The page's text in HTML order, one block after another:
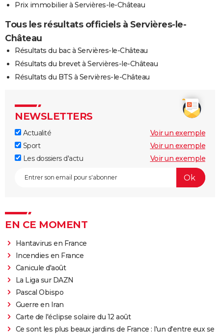
Prix immobilier à Servières-le-Château
Tous les résultats officiels à Servières-le-
Château
Résultats du bac à Servières-le-Château
Résultats du brevet à Servières-le-Château
Résultats du BTS à Servières-le-Château
NEWSLETTERS
Actualité
Voir un exemple
Sport
Voir un exemple
Les dossiers d'actu
Voir un exemple
EN CE MOMENT
Hantavirus en France
Incendies en France
Canicule d'août
La Liga sur DAZN
Pascal Obispo
Guerre en Iran
Carte de l'éclipse solaire du 12 août
Ce sont les plus beaux jardins de France : l'un d'entre eux se